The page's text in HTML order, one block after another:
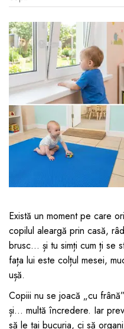
Produse de protecție
mobilier industrial
Bandă avertizare
Accesorii Cărucioare
Set protecții copii
Scaune auto copii
Siguranță auto copii
Tapet protector perete
camera copiilor
Incălzitoare biberoane
Termosuri, recipiente
Suzete bebe
Termometre copii
Căști antifonice copii
dopuri de urechi
Produse îngrijire copii
Igiena copii
Jocuri de familie sau
Masinute, avioane,
motociclete
Jocuri de pictura si
Jucarii muzicale
Jucării educative copii
Biciclete și Triciclete
Există un moment pe care
copilul aleargă prin casă,
brusc… și tu simți cum ți se
fața lui este colțul mesei,
ușă.
Copiii nu se joacă „cu
și… multă încredere. Iar
să le tai bucuria, ci să